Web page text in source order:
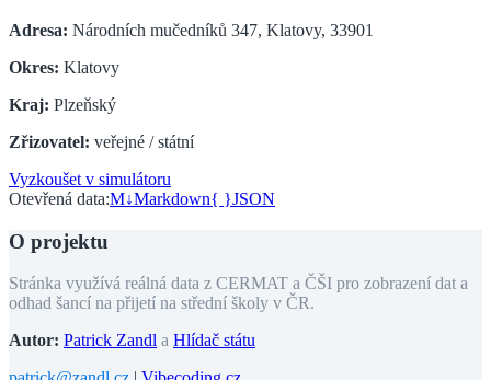
Adresa: Národních mučedníků 347, Klatovy, 33901
Okres: Klatovy
Kraj: Plzeňský
Zřizovatel: veřejné / státní
Vyzkoušet v simulátoru
Otevřená data:M↓Markdown{ }JSON
O projektu
Stránka využívá reálná data z CERMAT a ČŠI pro zobrazení dat a
odhad šancí na přijetí na střední školy v ČR.
Autor: Patrick Zandl a Hlídač státu